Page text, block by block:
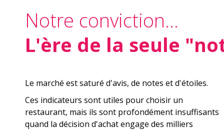
Notre conviction...
L'ère de la seule
Le marché est saturé d'avis, de notes et d'étoiles.
Ces indicateurs sont utiles pour choisir un
restaurant, mais ils sont profondément insuffisants
quand la décision d'achat engage des milliers